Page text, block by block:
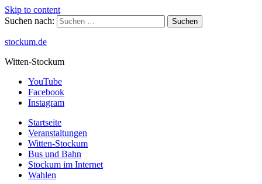
Skip to content
Suchen nach:
stockum.de
Witten-Stockum
YouTube
Facebook
Instagram
Startseite
Veranstaltungen
Witten-Stockum
Bus und Bahn
Stockum im Internet
Wahlen